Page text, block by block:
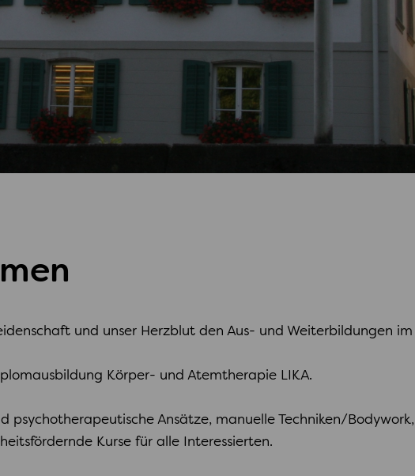
und unser Herzblut den Aus- und Weiterbildungen im
Körper- und Atemtherapie LIKA.
psychotherapeutische Ansätze, manuelle Techniken/Bodywork,
Kurse für alle Interessierten.